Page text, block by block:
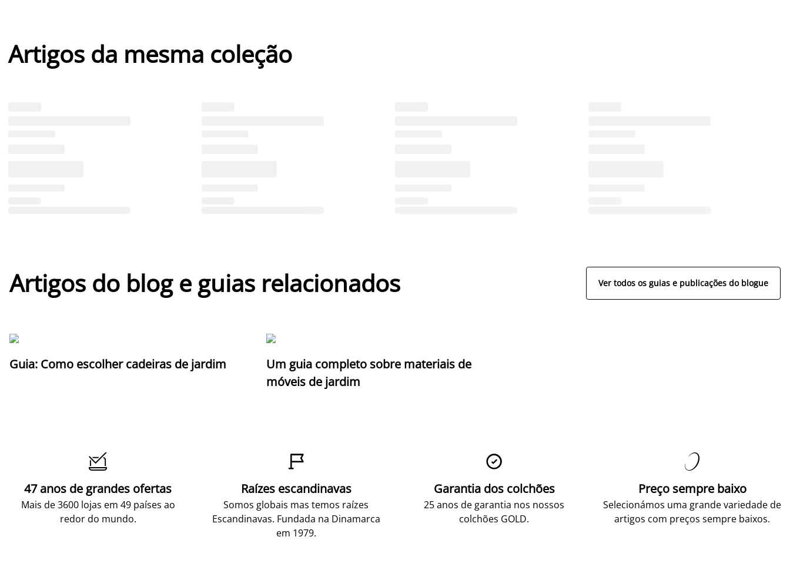
Artigos da mesma coleção
Artigos do blog e guias relacionados Ver todos os guias e publicações do blogue
Guia: Como escolher cadeiras de jardim
Um guia completo sobre materiais de
móveis de jardim

47 anos de grandes ofertas
Mais de 3600 lojas em 49 países ao
redor do mundo.

Raízes escandinavas
Somos globais mas temos raízes
Escandinavas. Fundada na Dinamarca
em 1979.

Garantia dos colchões
25 anos de garantia nos nossos
colchões GOLD.

Preço sempre baixo
Selecionámos uma grande variedade de
artigos com preços sempre baixos.